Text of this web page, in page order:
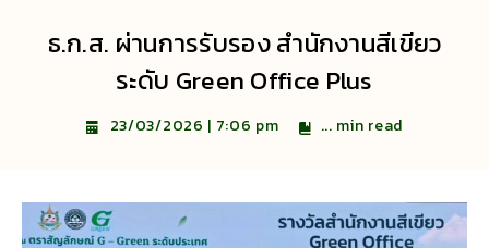
ธ.ก.ส. ผ่านการรับรอง สำนักงานสีเขียว
ระดับ Green Office Plus
23/03/2026 | 7:06 pm ... min read